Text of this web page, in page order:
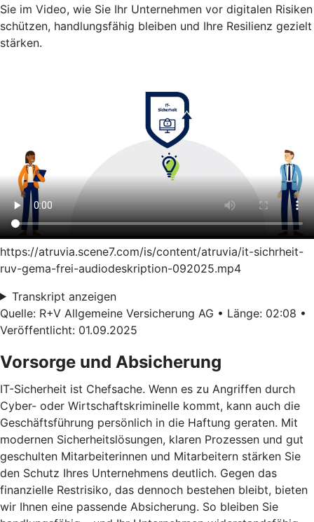
Sie im Video, wie Sie Ihr Unternehmen vor digitalen Risiken
schützen, handlungsfähig bleiben und Ihre Resilienz gezielt
stärken.
https://atruvia.scene7.com/is/content/atruvia/it-sichrheit-
ruv-gema-frei-audiodeskription-092025.mp4
Transkript anzeigen
Quelle: R+V Allgemeine Versicherung AG • Länge: 02:08 •
Veröffentlicht: 01.09.2025
Vorsorge und Absicherung
IT-Sicherheit ist Chefsache. Wenn es zu Angriffen durch
Cyber- oder Wirtschaftskriminelle kommt, kann auch die
Geschäftsführung persönlich in die Haftung geraten. Mit
modernen Sicherheitslösungen, klaren Prozessen und gut
geschulten Mitarbeiterinnen und Mitarbeitern stärken Sie
den Schutz Ihres Unternehmens deutlich. Gegen das
finanzielle Restrisiko, das dennoch bestehen bleibt, bieten
wir Ihnen eine passende Absicherung. So bleiben Sie